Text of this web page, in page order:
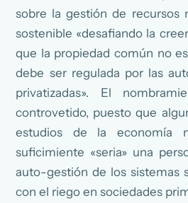
sobre la gestión de recursos
sostenible «desafiando la
que la propiedad común no
debe ser regulada por las
privatizadas». El
controvetido, puesto que
estudios de la economía
suficimiente «seria» una
auto-gestión de los sistemas
con el riego en sociedades